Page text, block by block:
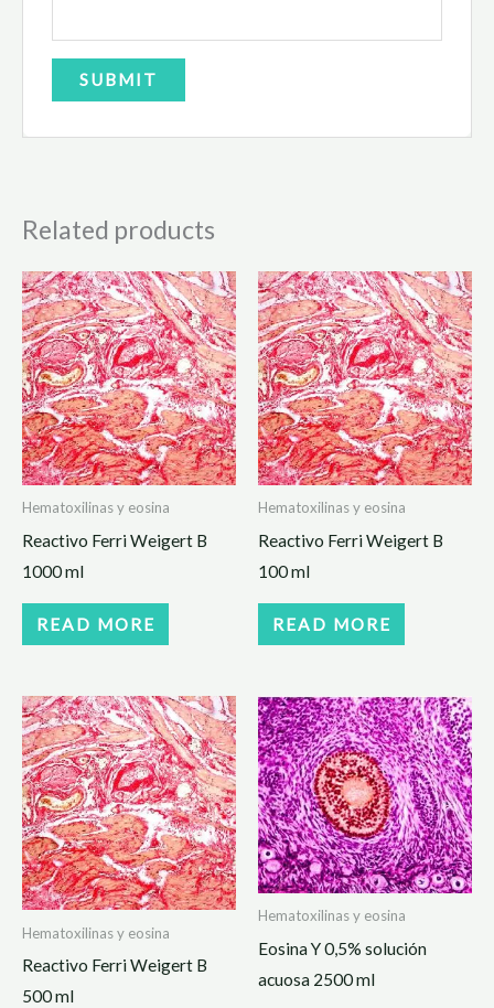
Related products
Hematoxilinas y eosina
Reactivo Ferri Weigert B
1000 ml
READ MORE
Hematoxilinas y eosina
Reactivo Ferri Weigert B
100 ml
READ MORE
Hematoxilinas y eosina
Reactivo Ferri Weigert B
500 ml
Hematoxilinas y eosina
Eosina Y 0,5% solución
acuosa 2500 ml